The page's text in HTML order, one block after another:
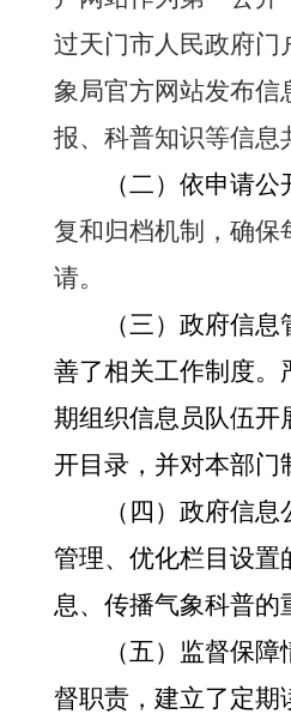
过天门市人民政府门
象局官方网站发布信
报、科普知识等信息
（二）依申请公
复和归档机制，确保
请。
（三）政府信
善了相关工作制度。
期组织信息员队伍开
开目录，并对本部门
（四）政府信
管理、优化栏目设置
息、传播气象科普的
（五）监督保
督职责，建立了定期